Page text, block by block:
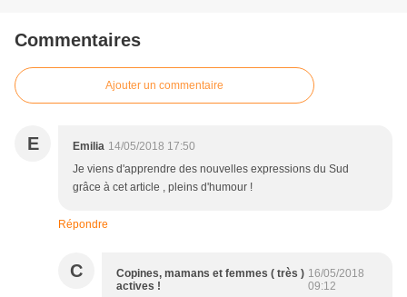
Commentaires
Ajouter un commentaire
E Emilia 14/05/2018 17:50
Je viens d'apprendre des nouvelles expressions du Sud
grâce à cet article , pleins d'humour !
Répondre
C
Copines, mamans et femmes ( très )
actives !
16/05/2018
09:12